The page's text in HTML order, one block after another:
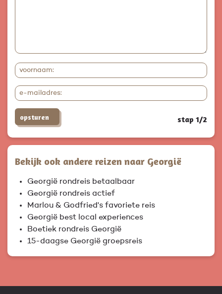
opsturen stap 1/2
Bekijk ook andere reizen naar Georgië
Georgië rondreis betaalbaar
Georgië rondreis actief
Marlou & Godfried's favoriete reis
Georgië best local experiences
Boetiek rondreis Georgië
15-daagse Georgië groepsreis